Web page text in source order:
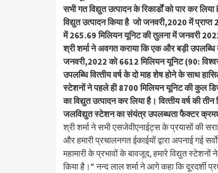
सभी गत विद्युत उत्‍पादन के रिकार्डों को पार कर
विद्युत उत्‍पादन किया है जो जनवरी,2020 में
में 265.69 मिलियन यूनिट की तुलना में जनवरी
श्री शर्मा ने अवगत कराया कि एक और बड़ी
जनवरी,2022 को 6612 मिलियन यूनिट (90:
उपलब्धि वित्‍तीय वर्ष के दो माह शेष होने के साथ
स्‍टेशनों ने पहले ही 8700 मिलियन यूनिट की कुल
का विद्युत उत्‍पादन कर लिया है। वित्‍तीय वर्ष की
जलविद्युत स्‍टेशन का संयंत्र उपलब्‍धता फैक्‍टर
श्री शर्मा ने सभी एसजेवीएनाईट्स के प्रयासों की
और हमारी प्रचालनगत ईकाईयों द्वारा अपनाई गई
महामारी के प्रभावों के बावजूद, हमारे विद्युत
किया है।“ नन्‍द लाल शर्मा ने आगे कहा कि दूरदर्शी